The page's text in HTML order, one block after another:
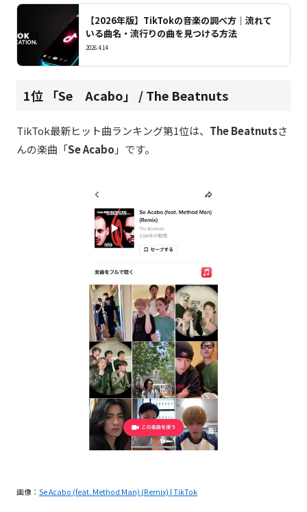
【2026年版】TikTokの音楽の調べ方｜流れて
いる曲名・流行りの曲を見つける方法
2026.4.14
1位 「Se Acabo」 / The Beatnuts
TikTok最新ヒット曲ランキング第1位は、 The Beatnutsさ
んの楽曲「Se Acabo 」です。
画像： Se Acabo (feat. Method Man) (Remix) | TikTok